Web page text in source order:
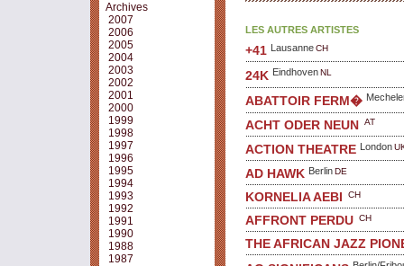
LES AUTRES ARTISTES
+41 LausanneCH
24K EindhovenNL
ABATTOIR FERM�
ACHT ODER NEUN AT
ACTION THEATRE London
AD HAWK BerlinDE
KORNELIA AEBI CH
AFFRONT PERDU CH
THE AFRICAN JAZZ
Archives
2007
2006
2005
2004
2003
2002
2001
2000
1999
1998
1997
1996
1995
1994
1993
1992
1991
1990
1988
1987